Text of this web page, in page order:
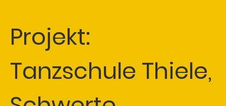
Projekt:
Tanzschule Thiele,